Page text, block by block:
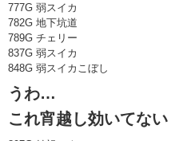
777G 弱スイカ
782G 地下坑道
789G チェリー
837G 弱スイカ
848G 弱スイカこぼし
うわ…
これ宵越し効いてない